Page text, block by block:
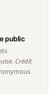
public
Crédit